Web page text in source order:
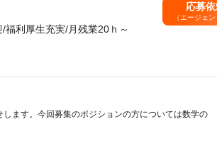
福利厚生充実/月残業20ｈ～
応募
（エージェ
ます。今回募集のポジションの方については数学の